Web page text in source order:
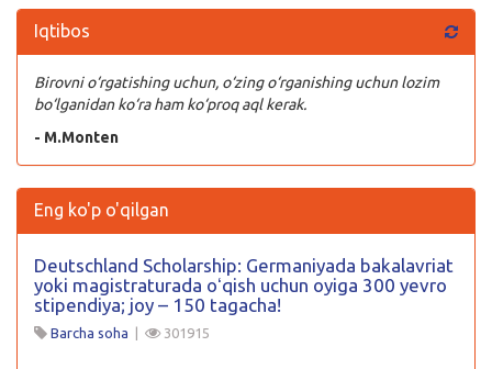
Iqtibos
Birovni o‘rgatishing uchun, o‘zing o‘rganishing uchun lozim
bo‘lganidan ko‘ra ham ko‘proq aql kerak.
- M.Monten
Eng ko'p o'qilgan
Deutschland Scholarship: Germaniyada bakalavriat
yoki magistraturada oʻqish uchun oyiga 300 yevro
stipendiya; joy – 150 tagacha!
Barcha soha | 301915